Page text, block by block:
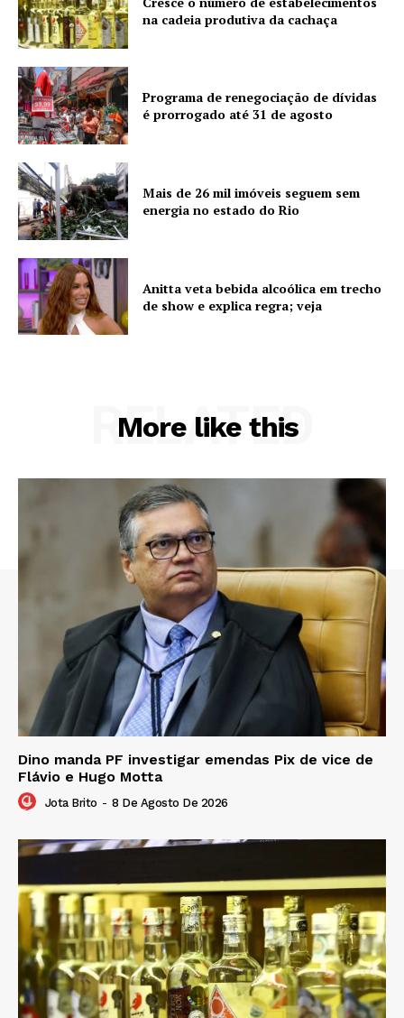
na cadeia produtiva da cachaça
Programa de renegociação de dívidas
é prorrogado até 31 de agosto
Mais de 26 mil imóveis seguem sem
energia no estado do Rio
Anitta veta bebida alcoólica em trecho
de show e explica regra; veja
More like this
RELATED
Dino manda PF investigar emendas Pix de vice de
Flávio e Hugo Motta
Jota Brito - 8 De Agosto De 2026